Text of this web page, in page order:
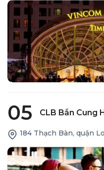
05 CLB Bắn Cung
184 Thạch Bàn, quận